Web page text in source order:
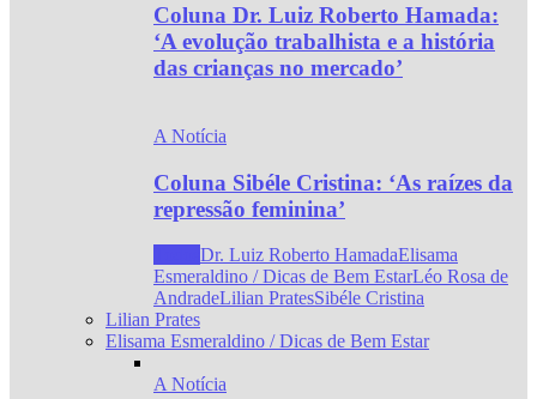
Coluna Dr. Luiz Roberto Hamada:
‘A evolução trabalhista e a história
das crianças no mercado’
A Notícia
Coluna Sibéle Cristina: ‘As raízes da
repressão feminina’
Dr. Luiz Roberto HamadaElisama
Esmeraldino / Dicas de Bem EstarLéo Rosa de
AndradeLilian PratesSibéle Cristina
Lilian Prates
Elisama Esmeraldino / Dicas de Bem Estar
A Notícia